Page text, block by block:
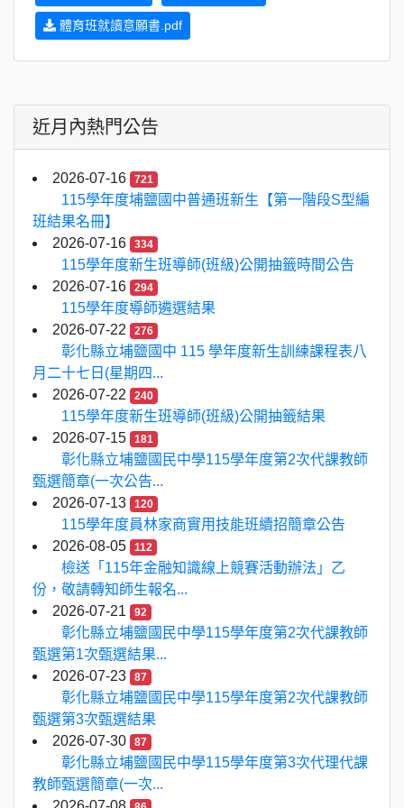
體育班就讀意願書.pdf
近月內熱門公告
2026-07-16 721
115學年度埔鹽國中普通班新生【第一階段S型編
班結果名冊】
2026-07-16
334
115學年度新生班導師(班級)公開抽籤時間公告
2026-07-16
294
115學年度導師遴選結果
2026-07-22
276
彰化縣立埔鹽國中 115 學年度新生訓練課程表八
月二十七日(星期四...
2026-07-22
240
115學年度新生班導師(班級)公開抽籤結果
2026-07-15
181
彰化縣立埔鹽國民中學115學年度第2次代課教師
甄選簡章(一次公告...
2026-07-13
120
115學年度員林家商實用技能班續招簡章公告
2026-08-05
112
檢送「115年金融知識線上競賽活動辦法」乙
份，敬請轉知師生報名...
2026-07-21
92
彰化縣立埔鹽國民中學115學年度第2次代課教師
甄選第1次甄選結果...
2026-07-23
87
彰化縣立埔鹽國民中學115學年度第2次代課教師
甄選第3次甄選結果
2026-07-30
87
彰化縣立埔鹽國民中學115學年度第3次代理代課
教師甄選簡章(一次...